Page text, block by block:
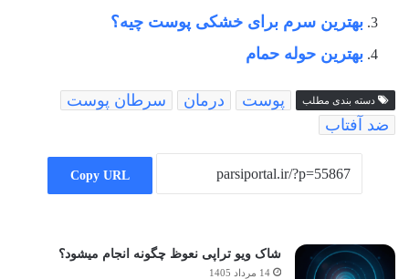
بهترین سرم برای خشکی پوست چیه؟
بهترین حوله حمام
دسته بندی مطلب پوست درمان
سرطان پوست
ضد آفتاب
Copy URL
شاک ویو تراپی نعوظ چگونه انجام میشود؟
14 مرداد 1405